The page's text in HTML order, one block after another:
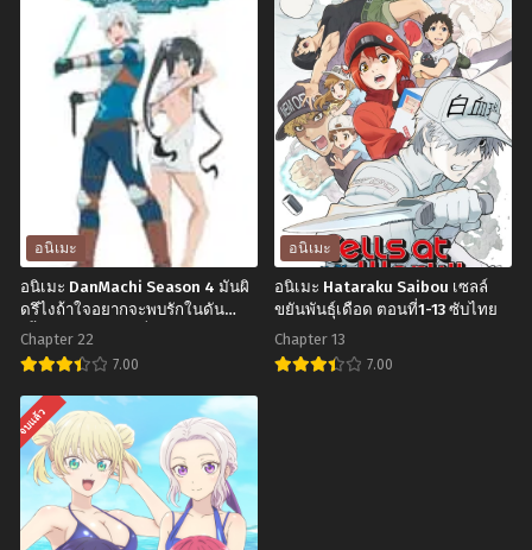
Saikyou
Onmyouji
Isekai
Tenseiki
เมีย
ว
จิ
เกิด
ใหม่
ตอน
ที่1-
13
ซับ
ไทย
เมะ
Ganbare
Douki-
chan
สู้
เขา
น้อง
หนู
เพื่อน
ร่วม
งาน
ตอน
อนิเมะ
อนิเมะ DanMachi Season 4 มันผิ
ดรึไงถ้าใจอยากจะพบรักในดัน
เจี้ยน ภาค 4 ตอนที่1-22 ซับไทย
Chapter 22
7.00
อ
นิ
เมะ
DanMachi
Season
อนิเมะ
อนิเมะ Hataraku Saibou เซลล์
ขยันพันธุ์เดือด ตอนที่1-13 ซับไทย
Chapter 13
7.00
จบแล้ว